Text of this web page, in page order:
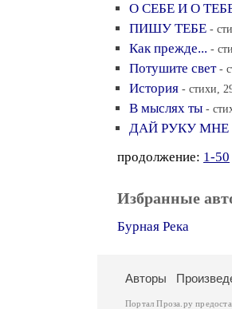
О СЕБЕ И О
ПИШУ ТЕБЕ -
Как прежде... -
Потушите свет -
История - стихи,
В мыслях ты -
ДАЙ РУКУ МНЕ
продолжение: 1-50
Избранные
Бурная Река
Авторы
Портал Проза.ру